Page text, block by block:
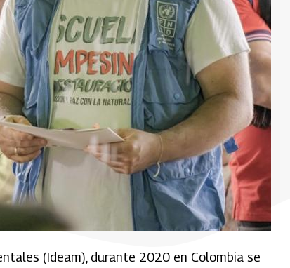
(Ideam), durante 2020 en Colombia se